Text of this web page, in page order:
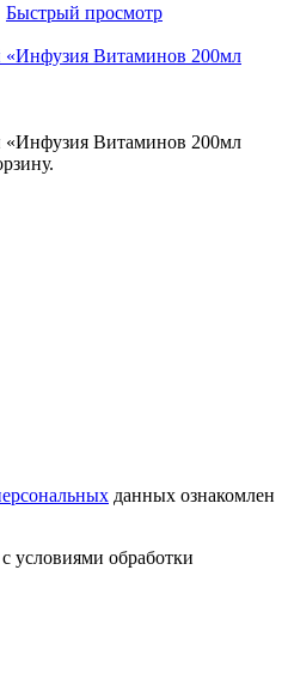
Быстрый просмотр
«Инфузия Витаминов 200мл
«Инфузия Витаминов 200мл
данных ознакомлен
условиями обработки